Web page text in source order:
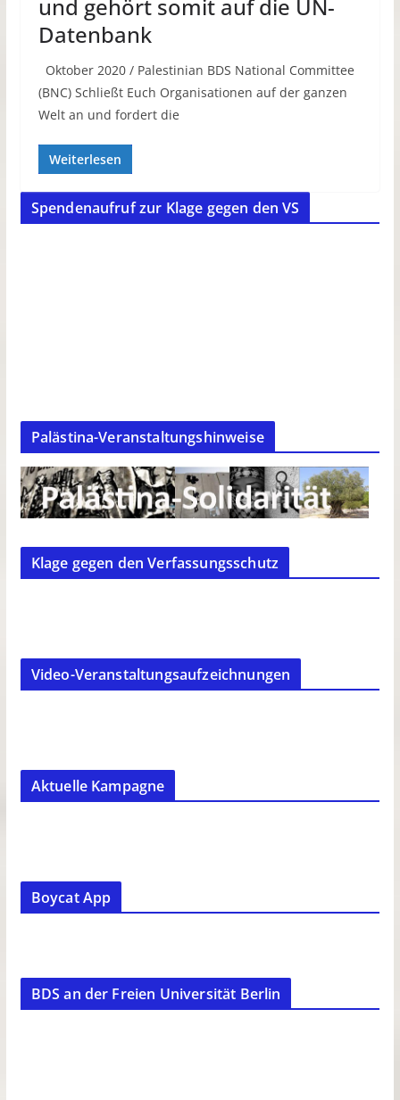
und gehört somit auf die UN-
Datenbank
Oktober 2020 / Palestinian BDS National Committee
(BNC) Schließt Euch Organisationen auf der ganzen
Welt an und fordert die
Weiterlesen
Spendenaufruf zur Klage gegen den VS
Palästina-Veranstaltungshinweise
Klage gegen den Verfassungsschutz
Video-Veranstaltungsaufzeichnungen
Aktuelle Kampagne
Boycat App
BDS an der Freien Universität Berlin